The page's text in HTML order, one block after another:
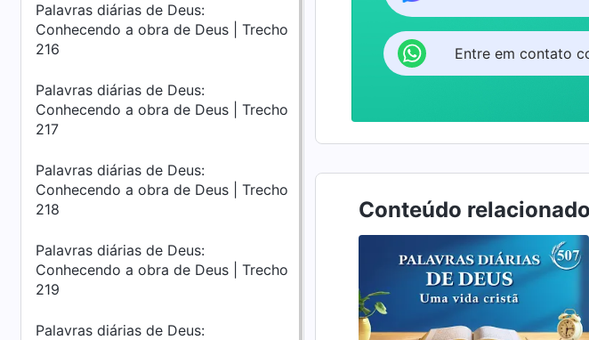
Palavras diárias de Deus:
Conhecendo a obra de Deus | Trecho
216
Palavras diárias de Deus:
Conhecendo a obra de Deus | Trecho
217
Palavras diárias de Deus:
Conhecendo a obra de Deus | Trecho
218
Palavras diárias de Deus:
Conhecendo a obra de Deus | Trecho
219
Palavras diárias de Deus:
Entre em contato
Conteúdo relacionado